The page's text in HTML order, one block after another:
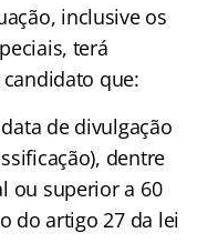
inclusive os
terá
que:
de divulgação
dentre
ou superior a 60
do artigo 27 da lei